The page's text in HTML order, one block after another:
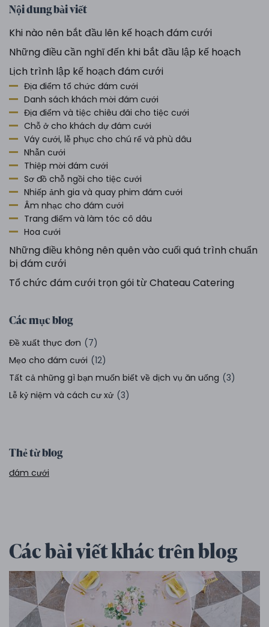
Nội dung bài viết
Khi nào nên bắt đầu lên kế hoạch đám cưới
Những điều cần nghĩ đến khi bắt đầu lập kế hoạch
Lịch trình lập kế hoạch đám cưới
Địa điểm tổ chức đám cưới
Danh sách khách mời đám cưới
Địa điểm và tiệc chiêu đãi cho tiệc cưới
Chỗ ở cho khách dự đám cưới
Váy cưới, lễ phục cho chú rể và phù dâu
Nhẫn cưới
Thiệp mời đám cưới
Sơ đồ chỗ ngồi cho tiệc cưới
Nhiếp ảnh gia và quay phim đám cưới
Âm nhạc cho đám cưới
Trang điểm và làm tóc cô dâu
Hoa cưới
Những điều không nên quên vào cuối quá trình chuẩn
bị đám cưới
Tổ chức đám cưới trọn gói từ Chateau Catering
Các mục blog
Đề xuất thực đơn (7)
Mẹo cho đám cưới (12)
Tất cả những gì bạn muốn biết về dịch vụ ăn uống (3)
Lễ kỷ niệm và cách cư xử (3)
Thẻ từ blog
đám cưới
Các bài viết khác trên blog